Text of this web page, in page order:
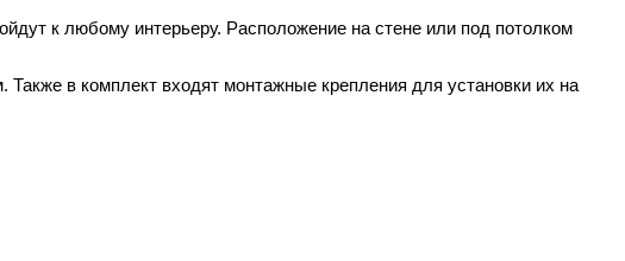
к любому интерьеру. Расположение на стене или под потолком
в комплект входят монтажные крепления для установки их на